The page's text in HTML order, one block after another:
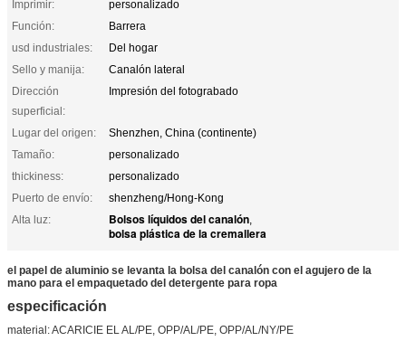
Imprimir:
personalizado
Función:
Barrera
usd industriales:
Del hogar
Sello y manija:
Canalón lateral
Dirección
superficial:
Impresión del fotograbado
Lugar del origen:
Shenzhen, China (continente)
Tamaño:
personalizado
thickiness:
personalizado
Puerto de envío:
shenzheng/Hong-Kong
Alta luz:
Bolsos líquidos del canalón,
bolsa plástica de la cremallera
el papel de aluminio se levanta la bolsa del canalón con el agujero de la
mano para el empaquetado del detergente para ropa
especificación
material: ACARICIE EL AL/PE, OPP/AL/PE, OPP/AL/NY/PE